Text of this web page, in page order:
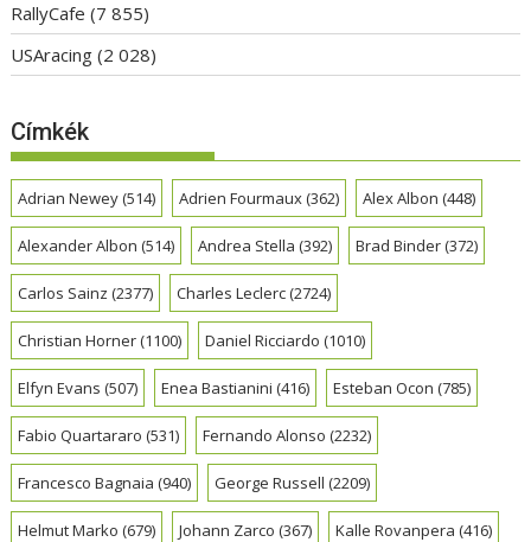
RallyCafe (7 855)
USAracing (2 028)
Címkék
Adrian Newey(514) Adrien Fourmaux(362) Alex Albon (448)
Alexander Albon (514) Andrea Stella (392) Brad Binder(372)
Carlos Sainz (2377) Charles Leclerc(2724)
Christian Horner(1100) Daniel Ricciardo (1010)
Elfyn Evans (507) Enea Bastianini (416) Esteban Ocon (785)
Fabio Quartararo (531) Fernando Alonso (2232)
Francesco Bagnaia (940) George Russell (2209)
Helmut Marko (679) Johann Zarco (367) Kalle Rovanpera (416)